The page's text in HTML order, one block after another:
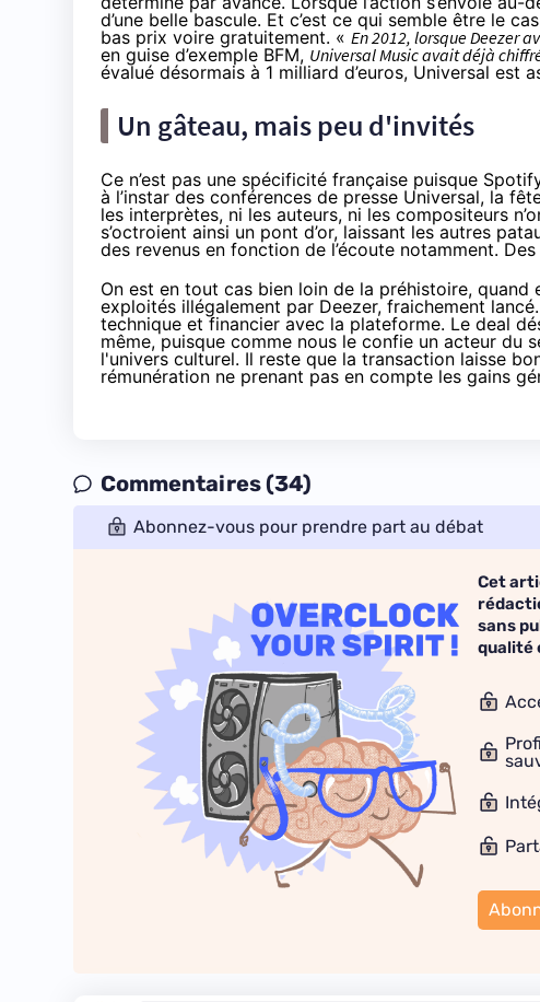
d’une belle bascule. Et c’est ce qui semble être le
bas prix voire gratuitement. « En 2012, lorsque Deezer
en guise d’exemple BFM, Universal Music avait déjà
évalué désormais à 1 milliard d’euros, Universal est
Un gâteau, mais peu d'invités
Ce n’est pas une spécificité française puisque
à l’instar des conférences de presse Universal, la
les interprètes, ni les auteurs, ni les compositeurs
s’octroient ainsi un pont d’or, laissant les autres
des revenus en fonction de l’écoute notamment.
On est en tout cas bien loin de la préhistoire, quand
exploités illégalement par Deezer, fraichement
technique et financier avec la plateforme. Le deal
même, puisque comme nous le confie un acteur du
l'univers culturel. Il reste que la transaction laisse
rémunération ne prenant pas en compte les gains
Commentaires (34)
Abonnez-vous pour prendre part au débat
Cet
sans
qualité